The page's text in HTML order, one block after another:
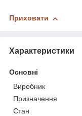
Приховати
Характеристики
Основні
Виробник
Призначення
Стан